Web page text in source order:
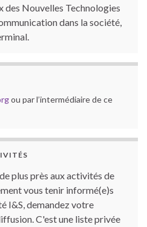
des Nouvelles Technologies
dans la société,
ou par l’intermédiaire de ce
plus près aux activités de
vous tenir informé(e)s
I&S, demandez votre
C'est une liste privée